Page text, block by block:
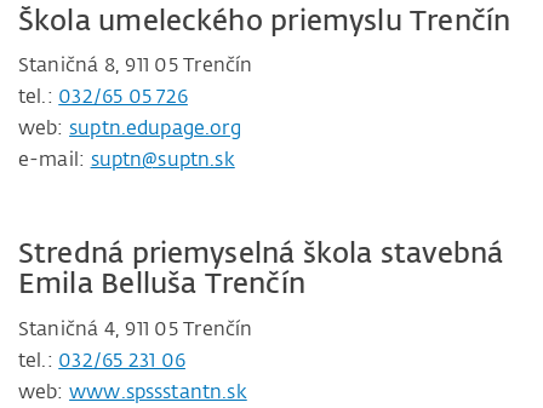
Škola umeleckého priemyslu Trenčín
Staničná 8, 911 05 Trenčín
tel.: 032/65 05 726
web:suptn.edupage.org
e-mail: suptn@suptn.sk
Stredná priemyselná škola stavebná
Emila Belluša Trenčín
Staničná 4, 911 05 Trenčín
tel.: 032/65 231 06
web:www.spssstantn.sk